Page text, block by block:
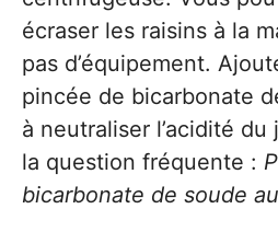
écraser les raisins à la
pas d’équipement.
pincée de bicarbonate
à neutraliser l’acidité
la question fréquente :
bicarbonate de soude